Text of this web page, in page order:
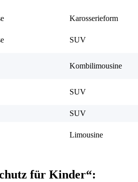
Karosserieform
SUV
Kombilimousine
SUV
SUV
Limousine
für Kinder“: